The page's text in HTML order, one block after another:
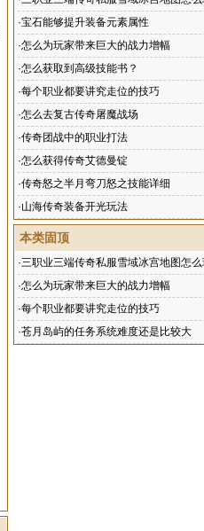
·宝石能够提升装备元素属性
·怎么为玩家带来巨大的战力增幅
·怎么获取到高级技能书？
·每个职业都要讲究走位的技巧
·怎么去复古传奇屠魔战场
·传奇团战中的职业打法
·怎么获得传奇艾德曼锭
·传奇怒之半月弯刀怒之技能详细
·山海传奇装备开光玩法
本类固顶
·三职业三端传奇私服雪域冰宫地图怎么
·怎么为玩家带来巨大的战力增幅
·每个职业都要讲究走位的技巧
·苍月岛屿的任务系统难度还是比较大